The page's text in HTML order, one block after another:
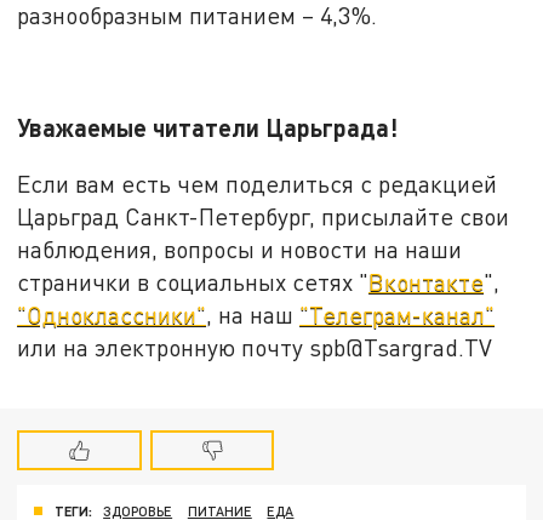
разнообразным питанием – 4,3%.
Уважаемые читатели Царьграда!
Если вам есть чем поделиться с редакцией
Царьград Санкт-Петербург, присылайте свои
наблюдения, вопросы и новости на наши
странички в социальных сетях "Вконтакте",
"Одноклассники", на наш "Телеграм-канал"
или на электронную почту spb@Tsargrad.TV
ТЕГИ: ЗДОРОВЬЕ ПИТАНИЕ ЕДА